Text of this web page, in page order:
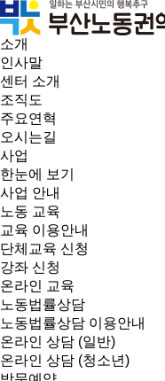
소개
인사말
센터 소개
조직도
주요연혁
오시는길
사업
한눈에 보기
사업 안내
노동 교육
교육 이용안내
단체교육 신청
강좌 신청
온라인 교육
노동법률상담
노동법률상담 이용안내
온라인 상담 (일반)
온라인 상담 (청소년)